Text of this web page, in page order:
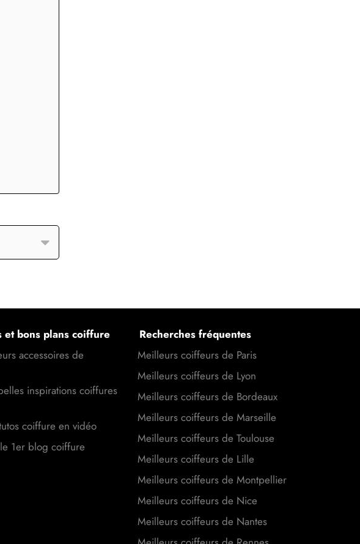
et bons plans coiffure
accessoires de
inspirations coiffures
coiffure en vidéo
1er blog coiffure
Recherches fréquentes
Meilleurs coiffeurs de Paris
Meilleurs coiffeurs de Lyon
Meilleurs coiffeurs de Bordeaux
Meilleurs coiffeurs de Marseille
Meilleurs coiffeurs de Toulouse
Meilleurs coiffeurs de Lille
Meilleurs coiffeurs de Montpellier
Meilleurs coiffeurs de Nice
Meilleurs coiffeurs de Nantes